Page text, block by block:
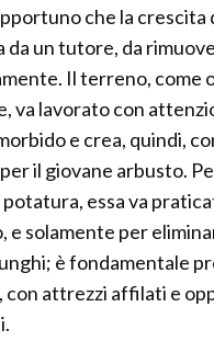
che la crescita
da un tutore, da
Il terreno, come
va lavorato con
e crea, quindi,
il giovane arbusto.
essa va
e solamente per
è fondamentale
con attrezzi affilati e